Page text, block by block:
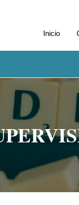
Inicio